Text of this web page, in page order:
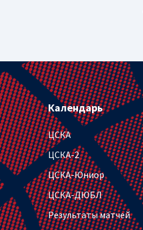
Календарь
ЦСКА
ЦСКА-2
ЦСКА-Юниор
ЦСКА-ДЮБЛ
Результаты матчей